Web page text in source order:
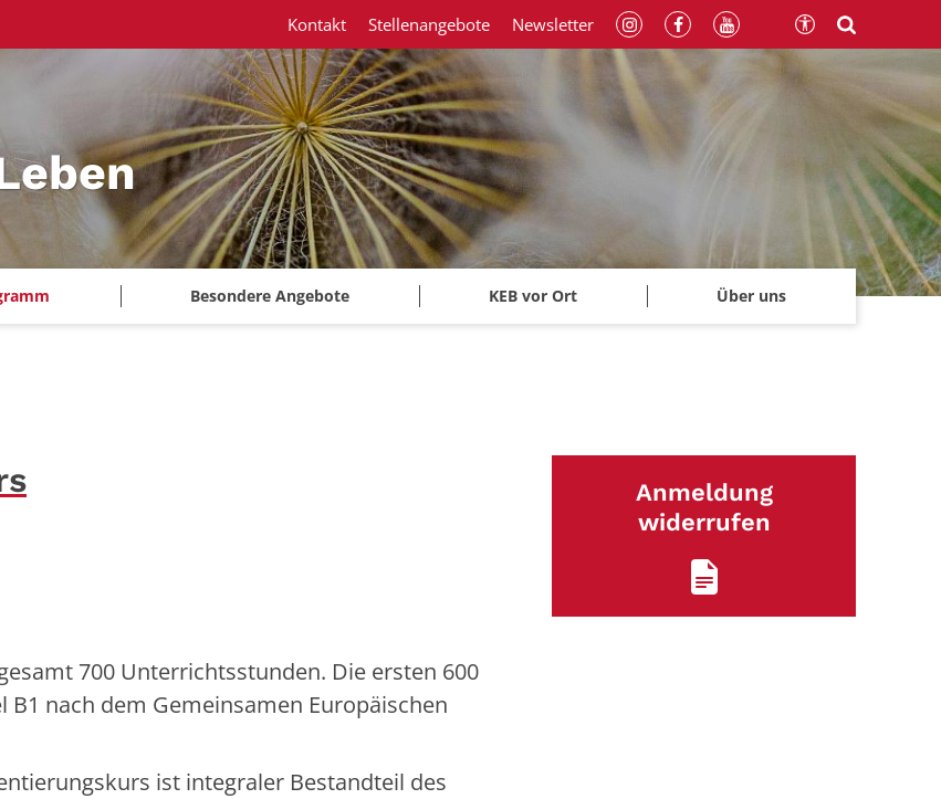
Besondere Angebote KEB vor Ort Über uns
Kontakt Stellenangebote Newsletter
700 Unterrichtsstunden. Die ersten 600
nach dem Gemeinsamen Europäischen
ist integraler Bestandteil des
Anmeldung
widerrufen